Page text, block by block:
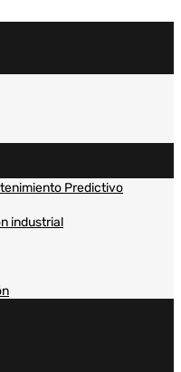
Predictivo
industrial